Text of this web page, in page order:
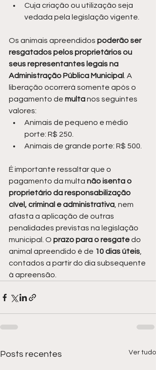
Cuja criação ou utilização seja
vedada pela legislação vigente.
Os animais apreendidos poderão ser
resgatados pelos proprietários ou
seus representantes legais na
Administração Pública Municipal. A
liberação ocorrerá somente após o
pagamento de multa nos seguintes
valores:
Animais de pequeno e médio
porte: R$ 250.
Animais de grande porte: R$ 500.
É importante ressaltar que o
pagamento da multa não isenta o
proprietário da responsabilização
cível, criminal e administrativa, nem
afasta a aplicação de outras
penalidades previstas na legislação
municipal. O prazo para o resgate do
animal apreendido é de 10 dias úteis,
contados a partir do dia subsequente
à apreensão.
Posts recentes Ver tudo